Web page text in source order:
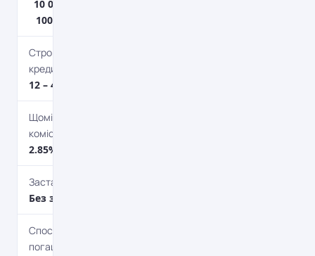
10 000 грн. –
100 000 грн.
Строк
кредитування
12 – 48 міс.
Щомісячна
комісія
2.85%
Застава
Без застави
Спосіб
погашення